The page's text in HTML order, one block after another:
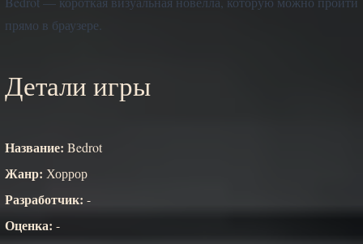
прямо в браузере.
Детали игры
Название: Bedrot
Жанр: Хоррор
Разработчик: -
Оценка: -